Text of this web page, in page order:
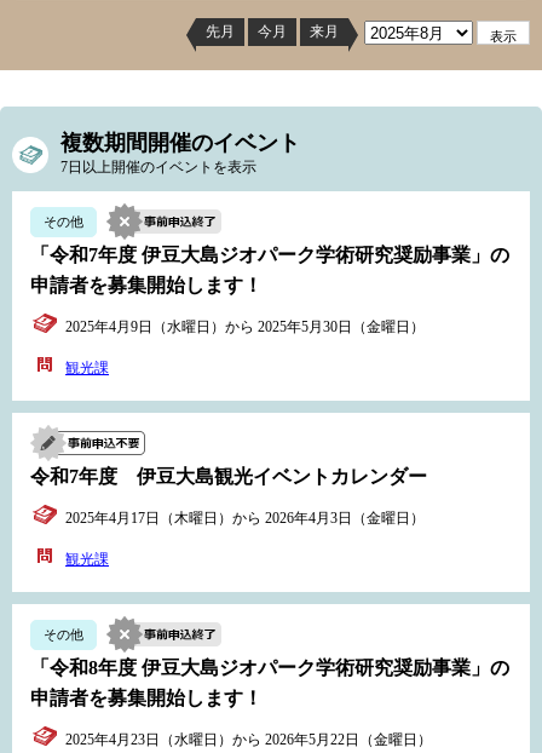
先月 今月 来月
複数期間開催のイベント
7日以上開催のイベントを表示
その他
「令和7年度 伊豆大島ジオパーク学術研究奨励事業」の
申請者を募集開始します！
2025年4月9日（水曜日）から 2025年5月30日（金曜日）
観光課
令和7年度 伊豆大島観光イベントカレンダー
2025年4月17日（木曜日）から 2026年4月3日（金曜日）
観光課
その他
「令和8年度 伊豆大島ジオパーク学術研究奨励事業」の
申請者を募集開始します！
2025年4月23日（水曜日）から 2026年5月22日（金曜日）